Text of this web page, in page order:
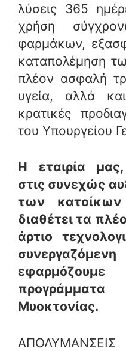
λύσεις 365
χρήση
φαρμάκων,
καταπολέμηση
πλέον ασφαλή
υγεία, αλλά
κρατικές
του Υπουργείου
Η εταιρία
στις συνεχώς
των κατοίκων
διαθέτει τα
άρτιο
Μυοκτονίας.